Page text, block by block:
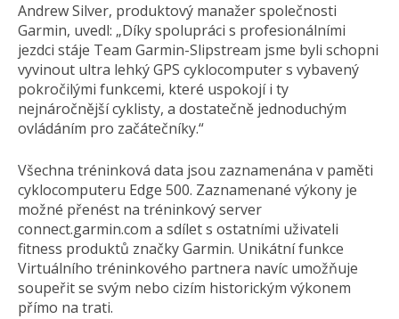
Andrew Silver, produktový manažer společnosti
Garmin, uvedl: „Díky spolupráci s profesionálními
jezdci stáje Team Garmin-Slipstream jsme byli schopni
vyvinout ultra lehký GPS cyklocomputer s vybavený
pokročilými funkcemi, které uspokojí i ty
nejnáročnější cyklisty, a dostatečně jednoduchým
ovládáním pro začátečníky.“
Všechna tréninková data jsou zaznamenána v paměti
cyklocomputeru Edge 500. Zaznamenané výkony je
možné přenést na tréninkový server
connect.garmin.com a sdílet s ostatními uživateli
fitness produktů značky Garmin. Unikátní funkce
Virtuálního tréninkového partnera navíc umožňuje
soupeřit se svým nebo cizím historickým výkonem
přímo na trati.